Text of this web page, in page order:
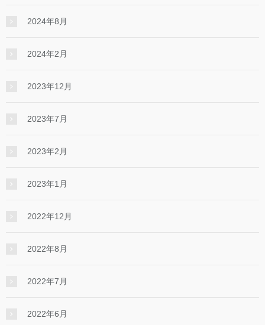
2024年8月
2024年2月
2023年12月
2023年7月
2023年2月
2023年1月
2022年12月
2022年8月
2022年7月
2022年6月